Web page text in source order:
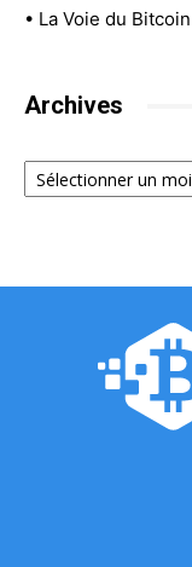
• La Voie du Bitcoin
Archives
Archives